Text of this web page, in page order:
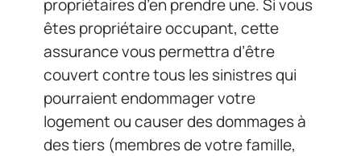
propriétaires d’en prendre une. Si vous
êtes propriétaire occupant, cette
assurance vous permettra d’être
couvert contre tous les sinistres qui
pourraient endommager votre
logement ou causer des dommages à
des tiers (membres de votre famille,